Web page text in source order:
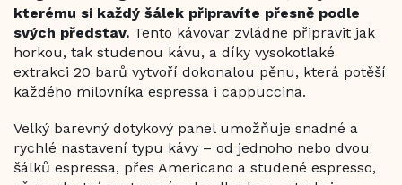
kterému si každý šálek připravíte přesně podle
svých představ. Tento kávovar zvládne připravit jak
horkou, tak studenou kávu, a díky vysokotlaké
extrakci 20 barů vytvoří dokonalou pěnu, která potěší
každého milovníka espressa i cappuccina.
Velký barevný dotykový panel umožňuje snadné a
rychlé nastavení typu kávy – od jednoho nebo dvou
šálků espressa, přes Americano a studené espresso,